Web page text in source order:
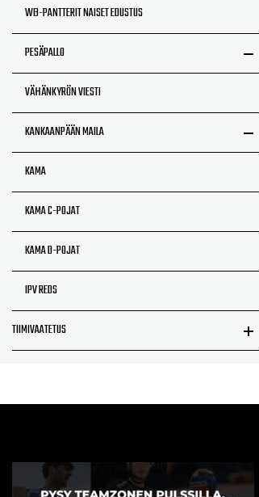
WB-PANTTERIT NAISET EDUSTUS
PESÄPALLO
VÄHÄNKYRÖN VIESTI
KANKAANPÄÄN MAILA
KAMA
KAMA C-POJAT
KAMA D-POJAT
IPV REDS
TIIMIVAATETUS